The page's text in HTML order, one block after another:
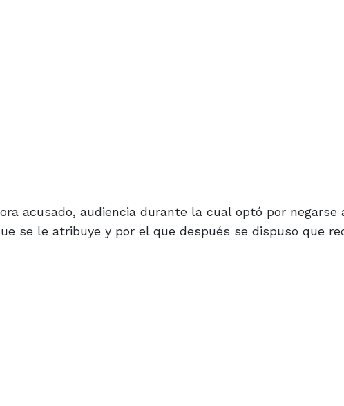
acusado, audiencia durante la cual optó por negarse
se le atribuye y por el que después se dispuso que